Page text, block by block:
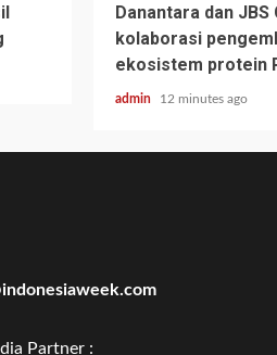
Danantara dan JBS
kolaborasi
ekosistem protein
admin 12 minutes ago
Partner :